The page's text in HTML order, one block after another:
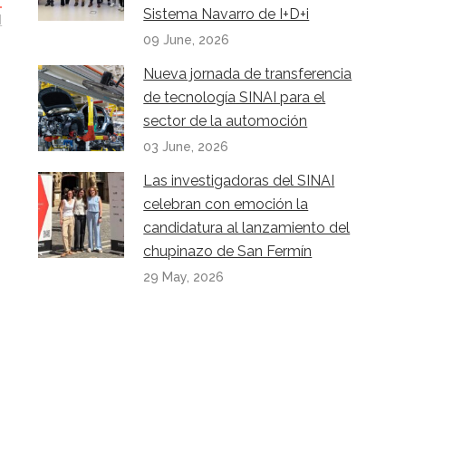
Sistema Navarro de I+D+i
09 June, 2026
Nueva jornada de transferencia
de tecnología SINAI para el
sector de la automoción
03 June, 2026
Las investigadoras del SINAI
celebran con emoción la
candidatura al lanzamiento del
chupinazo de San Fermín
29 May, 2026